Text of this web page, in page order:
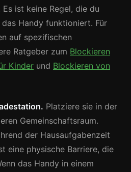
ist keine Regel, die du
Handy funktioniert. Für
auf spezifischen
Ratgeber zum Blockieren
Kinder und Blockieren von
Platziere sie in der
Gemeinschaftsraum.
der Hausaufgabenzeit
eine physische Barriere, die
das Handy in einem